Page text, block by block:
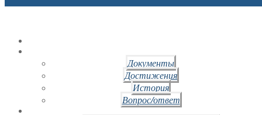
Документы
Достижения
История
Вопрос/ответ